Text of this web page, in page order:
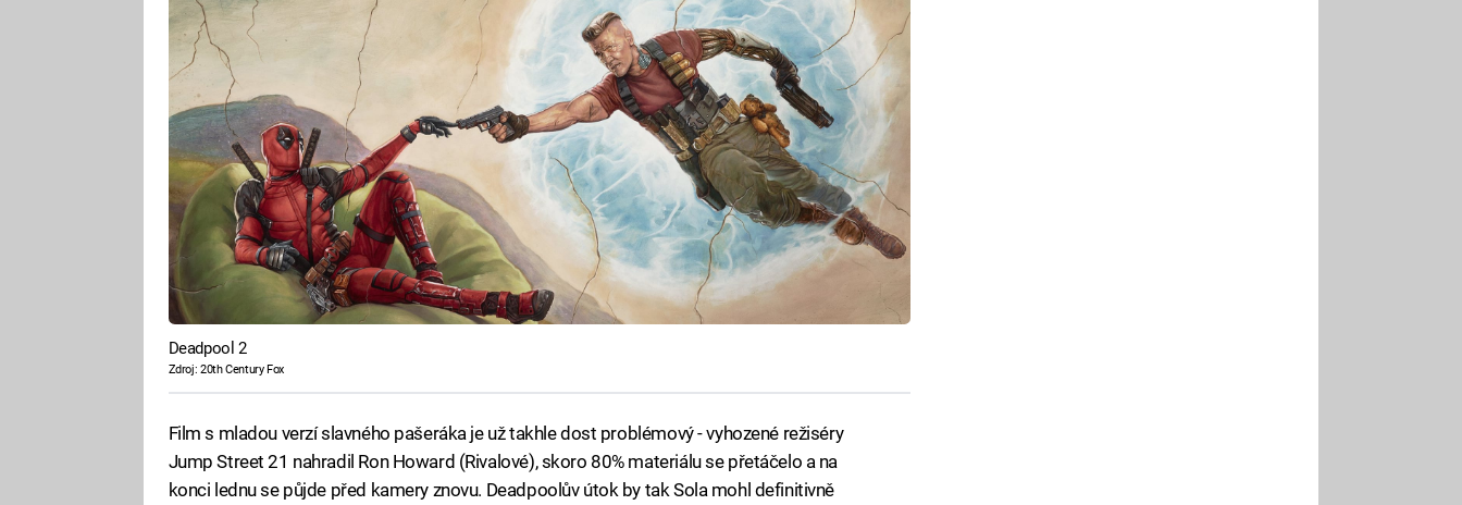
Deadpool 2
Zdroj: 20th Century Fox
Film s mladou verzí slavného pašeráka je už takhle dost problémový - vyhozené režiséry
Jump Street 21 nahradil Ron Howard (Rivalové), skoro 80% materiálu se přetáčelo a na
konci lednu se půjde před kamery znovu. Deadpoolův útok by tak Sola mohl definitivně